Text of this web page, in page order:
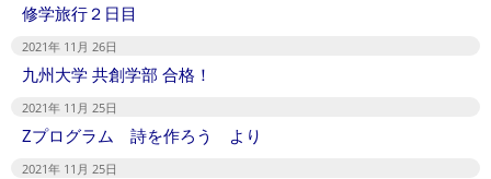
修学旅行２日目
2021年 11月 26日
九州大学 共創学部 合格！
2021年 11月 25日
Zプログラム 詩を作ろう より
2021年 11月 25日